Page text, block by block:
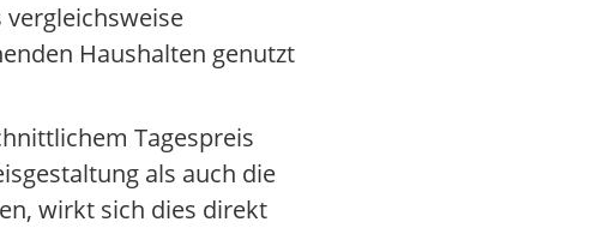
vergleichsweise
Haushalten genutzt
Tagespreis
als auch die
wirkt sich dies direkt